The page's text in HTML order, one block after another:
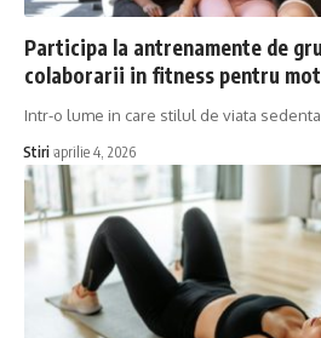
Participa la antrenamente de
colaborarii in fitness pentru
Intr-o lume in care stilul de viata
Stiri aprilie 4, 2026